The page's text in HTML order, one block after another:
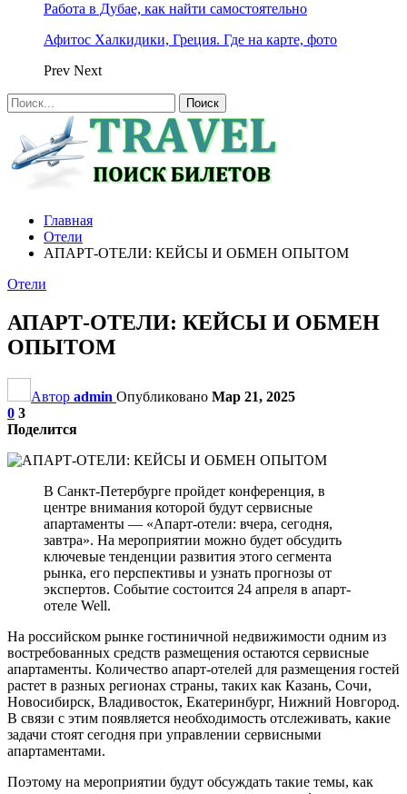
Работа в Дубае, как найти самостоятельно
Афитос Халкидики, Греция. Где на карте, фото
Prev Next
Главная
Отели
АПАРТ-ОТЕЛИ: КЕЙСЫ И ОБМЕН ОПЫТОМ
Отели
АПАРТ-ОТЕЛИ: КЕЙСЫ И ОБМЕН
ОПЫТОМ
Автор admin Опубликовано Мар 21, 2025
0 3
Поделится
В Санкт-Петербурге пройдет конференция, в
центре внимания которой будут сервисные
апартаменты — «Апарт-отели: вчера, сегодня,
завтра». На мероприятии можно будет обсудить
ключевые тенденции развития этого сегмента
рынка, его перспективы и узнать прогнозы от
экспертов. Событие состоится 24 апреля в апарт-
отеле Well.
На российском рынке гостиничной недвижимости одним из
востребованных средств размещения остаются сервисные
апартаменты. Количество апарт-отелей для размещения гостей
растет в разных регионах страны, таких как Казань, Сочи,
Новосибирск, Владивосток, Екатеринбург, Нижний Новгород.
В связи с этим появляется необходимость отслеживать, какие
задачи стоят сегодня при управлении сервисными
апартаментами.
Поэтому на мероприятии будут обсуждать такие темы, как